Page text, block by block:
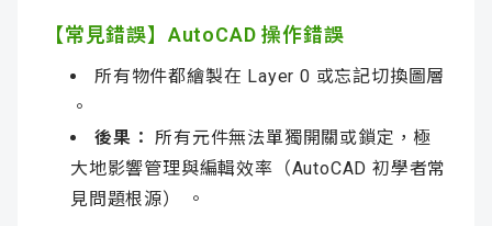
【常見錯誤】AutoCAD 操作錯誤
所有物件都繪製在 Layer 0 或忘記切換圖層
。
後果：
所有元件無法單獨開關或鎖定，極
大地影響管理與編輯效率（AutoCAD 初學者常
見問題根源） 。